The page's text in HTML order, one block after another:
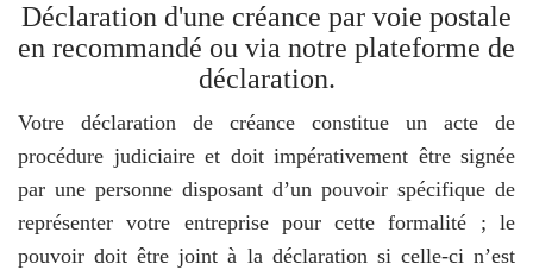
Déclaration d'une créance par voie postale
en recommandé ou via notre plateforme de
déclaration.
Votre déclaration de créance constitue un acte de
procédure judiciaire et doit impérativement être signée
par une personne disposant d’un pouvoir spécifique de
représenter votre entreprise pour cette formalité ; le
pouvoir doit être joint à la déclaration si celle-ci n’est